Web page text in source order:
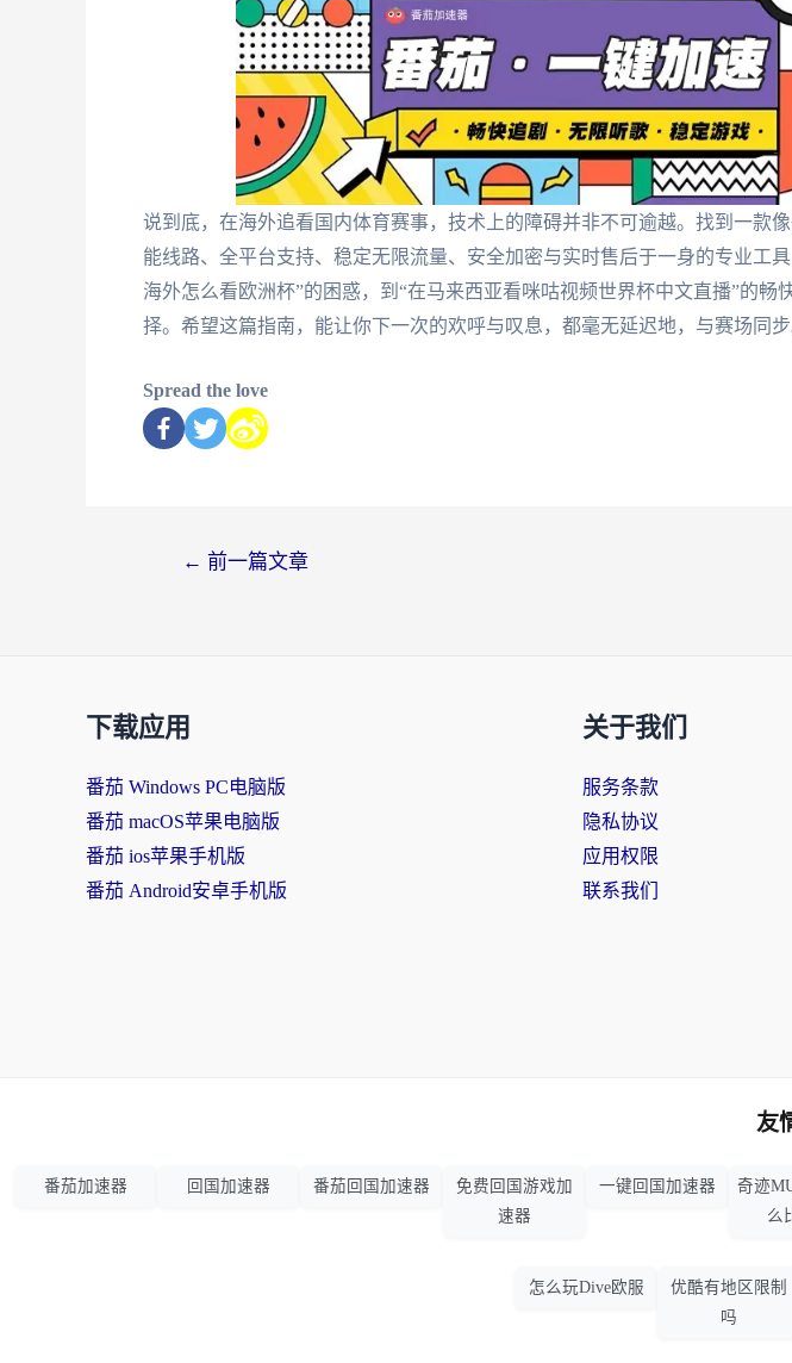
说到底，在海外追看国内体育赛事，技术上的障碍并非不可逾越。找到一款像
能线路、全平台支持、稳定无限流量、安全加密与实时售后于一身的专业工
海外怎么看欧洲杯”的困惑，到“在马来西亚看咪咕视频世界杯中文直播”的畅
择。希望这篇指南，能让你下一次的欢呼与叹息，都毫无延迟地，与赛场同步
Spread the love
← 前一篇文章
下载应用
番茄 Windows PC电脑版
番茄 macOS苹果电脑版
番茄 ios苹果手机版
番茄 Android安卓手机版
关于我们
服务条款
隐私协议
应用权限
联系我们
友
番茄加速器 回国加速器 番茄回国加速器
免费回国游戏加
速器
一键回国加速器
奇迹
么
怎么玩Dive欧服
优酷有地区限制
吗